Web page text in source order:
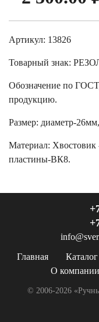
Артикул: 13826
Товарный знак:
Обозначение по
продукцию.
Размер: диаметр-
Материал: Хвостовик
пластины-ВК8.
© 2006-2026
Главная Каталог
О компании